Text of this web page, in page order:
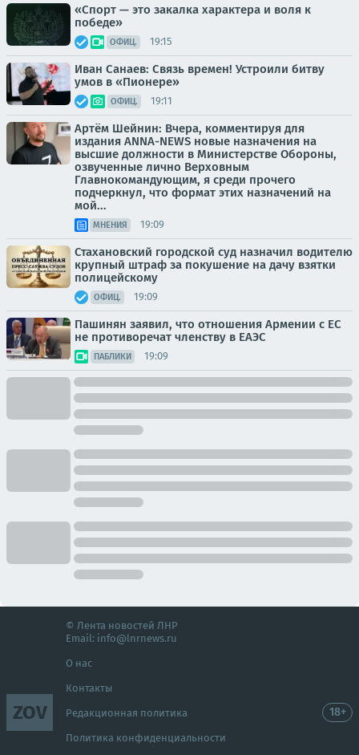
«Спорт — это закалка характера и воля к
победе»
ОФИЦ. 19:15
Иван Санаев: Связь времен! Устроили битву
умов в «Пионере»
ОФИЦ. 19:11
Артём Шейнин: Вчера, комментируя для
издания ANNA-NEWS новые назначения на
высшие должности в Министерстве Обороны,
озвученные лично Верховным
Главнокомандующим, я среди прочего
подчеркнул, что формат этих назначений на
мой...
МНЕНИЯ 19:09
Стахановский городской суд назначил водителю
крупный штраф за покушение на дачу взятки
полицейскому
ОФИЦ. 19:09
Пашинян заявил, что отношения Армении с ЕС
не противоречат членству в ЕАЭС
ПАБЛИКИ 19:09
ZOV
© Лента новостей ЛНР
Email: info@lnrnews.ru
О нас
Контакты
Редакционная политика
Политика конфиденциальности
18+